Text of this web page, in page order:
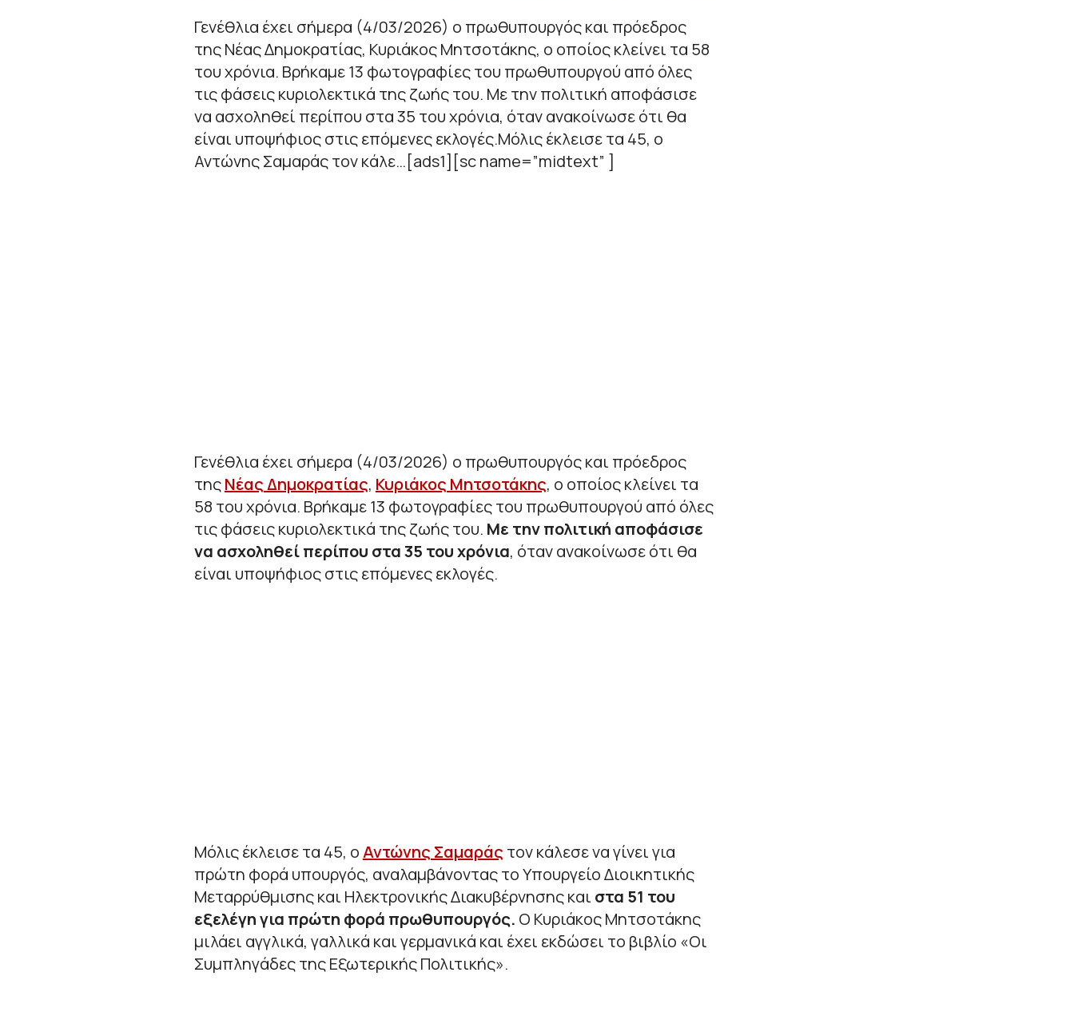
Γενέθλια έχει σήμερα (4/03/2026) ο πρωθυπουργός και πρόεδρος
της Νέας Δημοκρατίας, Κυριάκος Μητσοτάκης, ο οποίος κλείνει τα 58
του χρόνια. Βρήκαμε 13 φωτογραφίες του πρωθυπουργού από όλες
τις φάσεις κυριολεκτικά της ζωής του. Με την πολιτική αποφάσισε
να ασχοληθεί περίπου στα 35 του χρόνια, όταν ανακοίνωσε ότι θα
είναι υποψήφιος στις επόμενες εκλογές.Μόλις έκλεισε τα 45, ο
Αντώνης Σαμαράς τον κάλε…[ads1][sc name=”midtext” ]
Γενέθλια έχει σήμερα (4/03/2026) ο πρωθυπουργός και πρόεδρος
τηςΝέας Δημοκρατίας, Κυριάκος Μητσοτάκης, ο οποίος κλείνει τα
58 του χρόνια. Βρήκαμε 13 φωτογραφίες του πρωθυπουργού από όλες
τις φάσεις κυριολεκτικά της ζωής του. Με την πολιτική αποφάσισε
να ασχοληθεί περίπου στα 35 του χρόνια, όταν ανακοίνωσε ότι θα
είναι υποψήφιος στις επόμενες εκλογές.
Μόλις έκλεισε τα 45, οΑντώνης Σαμαράς τον κάλεσε να γίνει για
πρώτη φορά υπουργός, αναλαμβάνοντας το Υπουργείο Διοικητικής
Μεταρρύθμισης και Ηλεκτρονικής Διακυβέρνησης και στα 51 του
εξελέγη για πρώτη φορά πρωθυπουργός. Ο Κυριάκος Μητσοτάκης
μιλάει αγγλικά, γαλλικά και γερμανικά και έχει εκδώσει το βιβλίο «Οι
Συμπληγάδες της Εξωτερικής Πολιτικής».